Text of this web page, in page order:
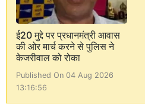
ई20 मुद्दे पर प्रधानमंत्री आवास
की ओर मार्च करने से पुलिस ने
केजरीवाल को रोका
Published On 04 Aug 2026
13:16:56